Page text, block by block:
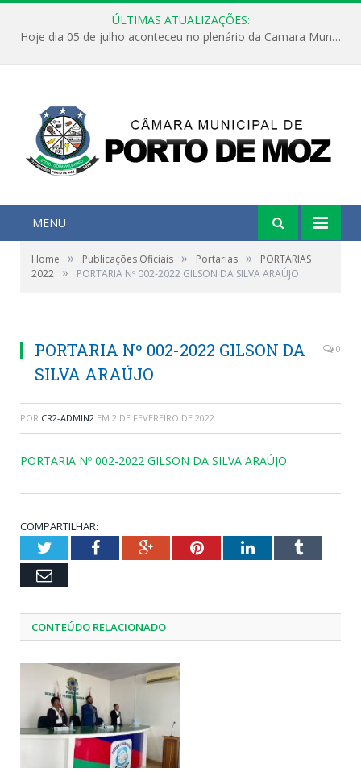
ÚLTIMAS ATUALIZAÇÕES:
Hoje dia 05 de julho aconteceu no plenário da Camara Municipal de Porto de Moz a Sessão Solene de Abertura dos Trabalhos Legislativos 2º Período da 23ª Legislatura
MENU
Home » Publicações Oficiais » Portarias »
PORTARIAS
2022 » PORTARIA Nº 002-2022 GILSON DA SILVA ARAÚJO
PORTARIA Nº 002-2022 GILSON DA
SILVA ARAÚJO
0
POR CR2-ADMIN2 EM 2 DE FEVEREIRO DE 2022
PORTARIA Nº 002-2022 GILSON DA SILVA ARAÚJO
COMPARTILHAR:
TwitterFacebookGoogle+PinterestLinkedInTumblr
Email
CONTEÚDO RELACIONADO